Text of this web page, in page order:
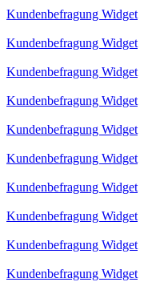
Kundenbefragung Widget
Kundenbefragung Widget
Kundenbefragung Widget
Kundenbefragung Widget
Kundenbefragung Widget
Kundenbefragung Widget
Kundenbefragung Widget
Kundenbefragung Widget
Kundenbefragung Widget
Kundenbefragung Widget